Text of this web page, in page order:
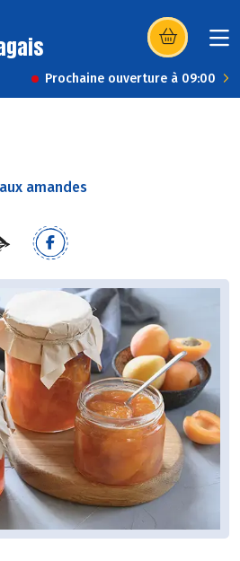
(s’ouvre dans
Prochaine ouverture à 09:00
amandes